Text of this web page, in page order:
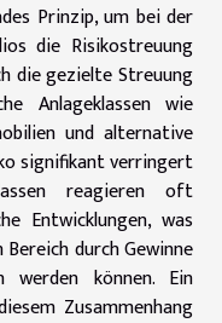
Prinzip, um bei der
die Risikostreuung
die gezielte Streuung
Anlageklassen wie
und alternative
signifikant verringert
reagieren oft
Entwicklungen, was
durch Gewinne
werden können. Ein
Zusammenhang